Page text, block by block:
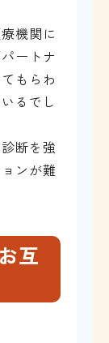
機関に
ートナ
もらわ
るでし
断を強
ンが難
互